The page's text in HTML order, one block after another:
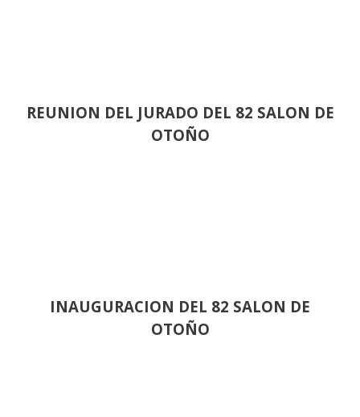
REUNION DEL JURADO DEL 82 SALON DE
OTOÑO
INAUGURACION DEL 82 SALON DE
OTOÑO